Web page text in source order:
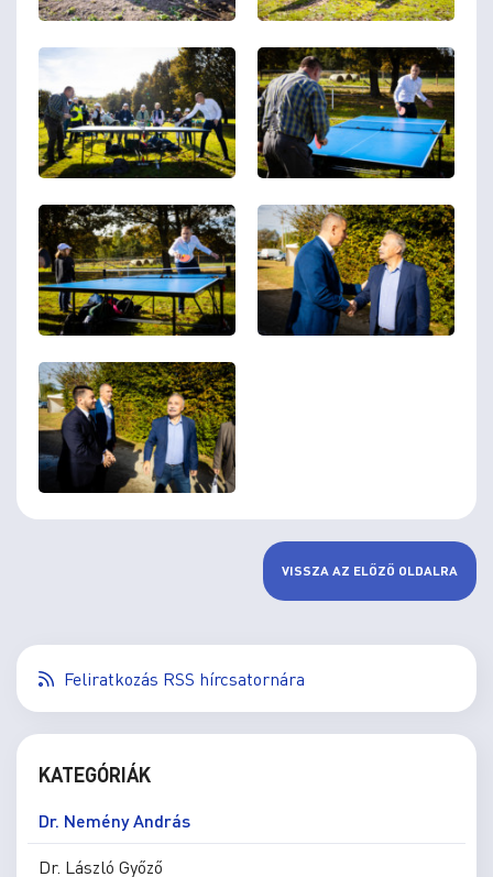
VISSZA AZ ELŐZŐ OLDALRA
Feliratkozás RSS hírcsatornára
KATEGÓRIÁK
Dr. Nemény András
Dr. László Győző